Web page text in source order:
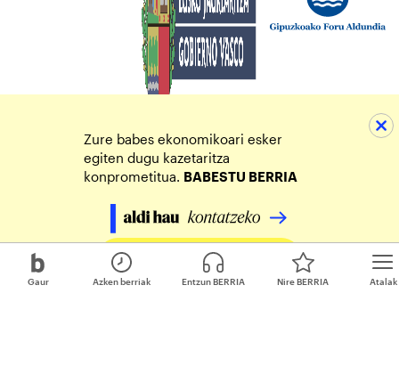
Gaur Atalak
Azken berriak Entzun BERRIA Nire BERRIA
Zure babes ekonomikoari esker
egiten dugu kazetaritza
konprometitua. BABESTU BERRIA
Egin zure ekarpena